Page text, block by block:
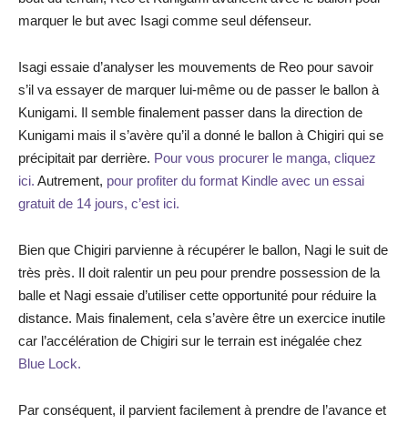
marquer le but avec Isagi comme seul défenseur.
Isagi essaie d’analyser les mouvements de Reo pour savoir
s’il va essayer de marquer lui-même ou de passer le ballon à
Kunigami. Il semble finalement passer dans la direction de
Kunigami mais il s’avère qu’il a donné le ballon à Chigiri qui se
précipitait par derrière. Pour vous procurer le manga, cliquez
ici. Autrement, pour profiter du format Kindle avec un essai
gratuit de 14 jours, c’est ici.
Bien que Chigiri parvienne à récupérer le ballon, Nagi le suit de
très près. Il doit ralentir un peu pour prendre possession de la
balle et Nagi essaie d’utiliser cette opportunité pour réduire la
distance. Mais finalement, cela s’avère être un exercice inutile
car l’accélération de Chigiri sur le terrain est inégalée chez
Blue Lock.
Par conséquent, il parvient facilement à prendre de l’avance et